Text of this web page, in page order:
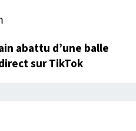
abattu d’une balle
sur TikTok